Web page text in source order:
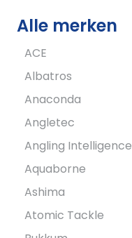
Alle merken
ACE
Albatros
Anaconda
Angletec
Angling Intelligence
Aquaborne
Ashima
Atomic Tackle